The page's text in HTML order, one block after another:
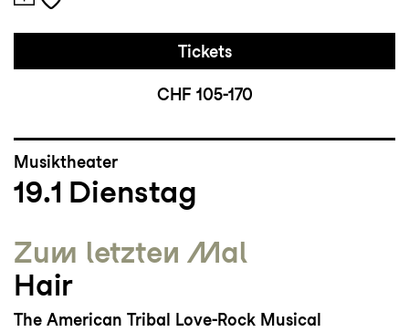
Tickets
CHF 105-170
Musiktheater
19.1 Dienstag
Zum letzten Mal
Hair
The American Tribal Love-Rock Musical